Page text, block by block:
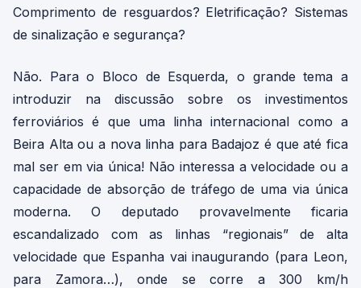
Comprimento de resguardos? Eletrificação? Sistemas
de sinalização e segurança?
Não. Para o Bloco de Esquerda, o grande tema a
introduzir na discussão sobre os investimentos
ferroviários é que uma linha internacional como a
Beira Alta ou a nova linha para Badajoz é que até fica
mal ser em via única! Não interessa a velocidade ou a
capacidade de absorção de tráfego de uma via única
moderna. O deputado provavelmente ficaria
escandalizado com as linhas “regionais” de alta
velocidade que Espanha vai inaugurando (para Leon,
para Zamora…), onde se corre a 300 km/h